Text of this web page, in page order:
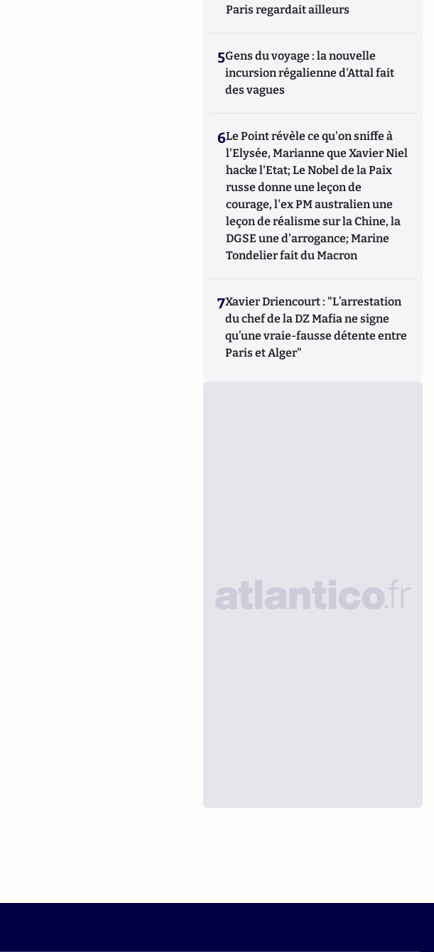
Paris regardait ailleurs
5Gens du voyage : la nouvelle
incursion régalienne d'Attal fait
des vagues
6Le Point révèle ce qu'on sniffe à
l'Elysée, Marianne que Xavier Niel
hacke l'Etat; Le Nobel de la Paix
russe donne une leçon de
courage, l'ex PM australien une
leçon de réalisme sur la Chine, la
DGSE une d'arrogance; Marine
Tondelier fait du Macron
7Xavier Driencourt : "L’arrestation
du chef de la DZ Mafia ne signe
qu’une vraie-fausse détente entre
Paris et Alger"